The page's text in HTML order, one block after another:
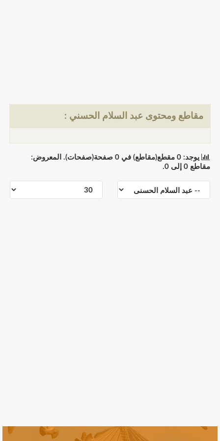
مقاطع ومحتوى عبد السلام الحسني :
يوجد: 0 مقطع(مقاطع) في 0 صفحة(صفحات). المعروض:
مقاطع 0 إلى 0.